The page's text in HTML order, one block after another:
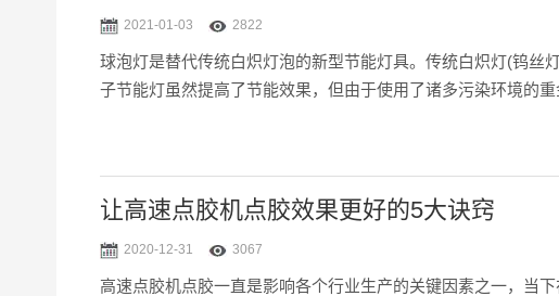
2021-01-03 2822
球泡灯是替代传统白炽灯泡的新型节能灯具。传统白炽灯(钨丝
子节能灯虽然提高了节能效果，但由于使用了诸多污染环境的
让高速点胶机点胶效果更好的5大诀窍
2020-12-31 3067
高速点胶机点胶一直是影响各个行业生产的关键因素之一，当